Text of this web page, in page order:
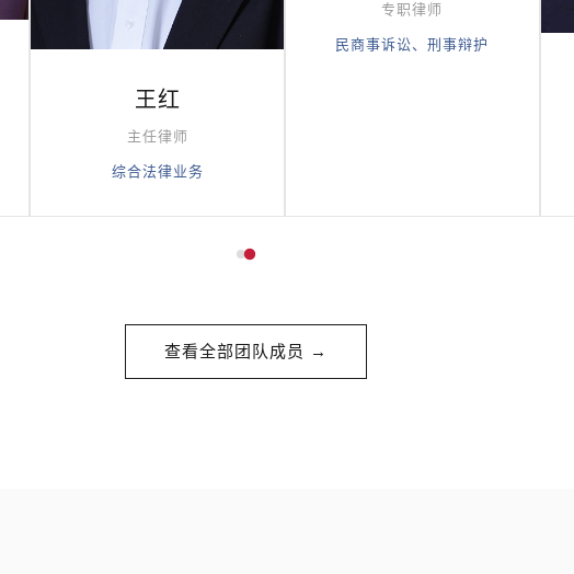
王红
主任律师
综合法律业务
专职律师
民商事诉讼、刑事辩护
查看全部团队成员 →